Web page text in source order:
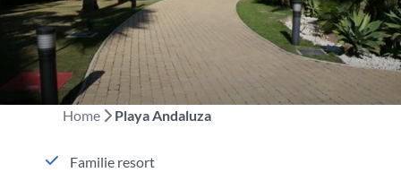
Home Playa Andaluza
Familie resort